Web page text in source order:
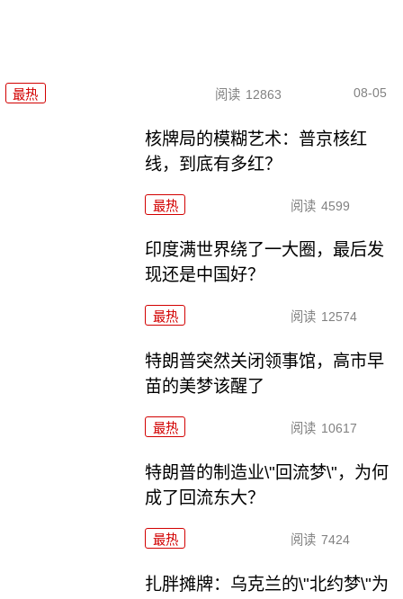
最热 阅读 12863 08-05
核牌局的模糊艺术：普京核红
线，到底有多红？
最热 阅读 4599
印度满世界绕了一大圈，最后发
现还是中国好？
最热 阅读 12574
特朗普突然关闭领事馆，高市早
苗的美梦该醒了
最热 阅读 10617
特朗普的制造业\"回流梦\"，为何
成了回流东大？
最热 阅读 7424
扎胖摊牌：乌克兰的\"北约梦\"为